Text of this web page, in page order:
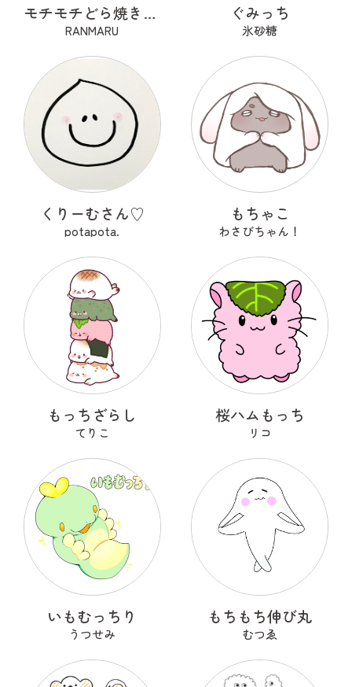
モチモチどら焼きくん
RANMARU
ぐみっち
氷砂糖
くりーむさん♡
potapota.
もちゃこ
わさびちゃん！
もっちざらし
てりこ
桜ハムもっち
リコ
いもむっちり
うつせみ
もちもち伸び丸
むつゑ